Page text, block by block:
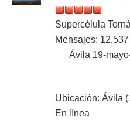
Supercélula
Mensajes: 12,537
Ávila 19-
Ubicación: Ávila
En línea